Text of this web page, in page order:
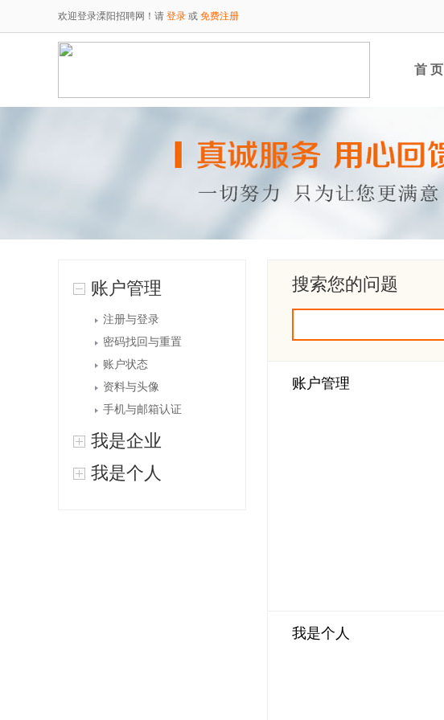
欢迎登录溧阳招聘网！请 登录 或 免费注册
首 页
账户管理
注册与登录
密码找回与重置
账户状态
资料与头像
手机与邮箱认证
我是企业
我是个人
搜索您的问题
账户管理
我是个人